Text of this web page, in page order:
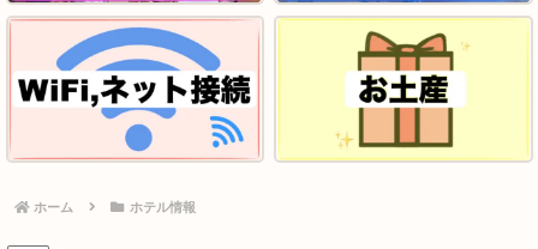
ホーム ホテル情報